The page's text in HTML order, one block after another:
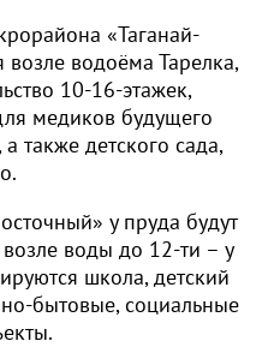
«Таганай-
возле водоёма Тарелка,
10-16-этажек,
медиков будущего
также детского сада,
у пруда будут
возле воды до 12-ти – у
школа, детский
бытовые, социальные